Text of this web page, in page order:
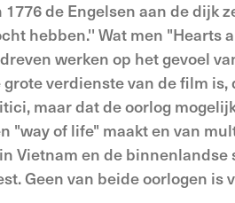
de Engelsen aan de dijk
hebben.'' Wat men "Hearts
werken op het gevoel
verdienste van de film
maar dat de oorlog
"way of life" maakt en van
Vietnam en de
Geen van beide oorlogen is